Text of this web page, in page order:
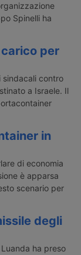
Spinelli ha
per
sindacali contro
a Israele. Il
in
di economia
è apparsa
scenario per
degli
ha preso